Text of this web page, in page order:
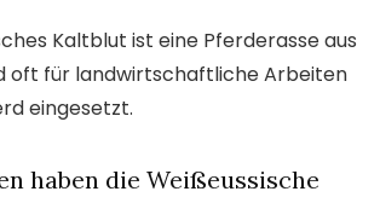
Kaltblut ist eine Pferderasse aus
oft für landwirtschaftliche Arbeiten
eingesetzt.
haben die Weißeussische